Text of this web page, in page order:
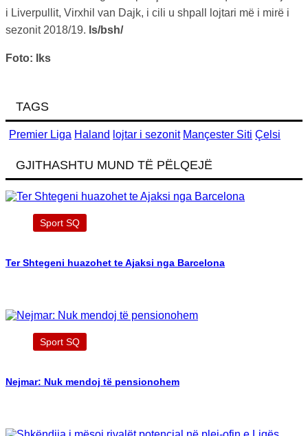
i Liverpullit, Virxhil van Dajk, i cili u shpall lojtari më i mirë i
sezonit 2018/19. ls/bsh/
Foto: Iks
TAGS
Premier Liga Haland lojtar i sezonit Mançester Siti Çelsi
GJITHASHTU MUND TË PËLQEJË
Sport SQ
Ter Shtegeni huazohet te Ajaksi nga Barcelona
Sport SQ
Nejmar: Nuk mendoj të pensionohem